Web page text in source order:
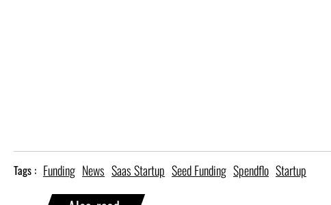
Tags : Funding News Saas Startup Seed Funding Spendflo Startup